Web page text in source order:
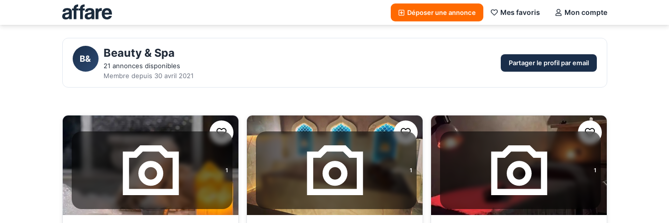
Déposer une annonce Mes favoris Mon compte
B& Beauty & Spa
21 annonces disponibles
Membre depuis 30 avril 2021
Partager le profil par email
1 1 1